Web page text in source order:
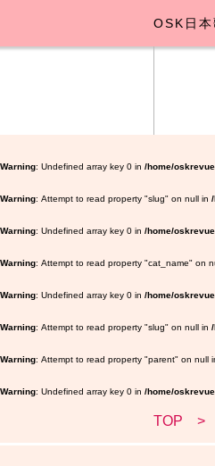
Warning : Undefined array key 0 in /home/
Warning : Attempt to read property "slug" on null in
Warning : Undefined array key 0 in /home/
Warning : Attempt to read property "cat_name" on
Warning : Undefined array key 0 in /home/
Warning : Attempt to read property "slug" on null in
Warning : Attempt to read property "parent" on null
Warning : Undefined array key 0 in /home/
OSK日
TOP